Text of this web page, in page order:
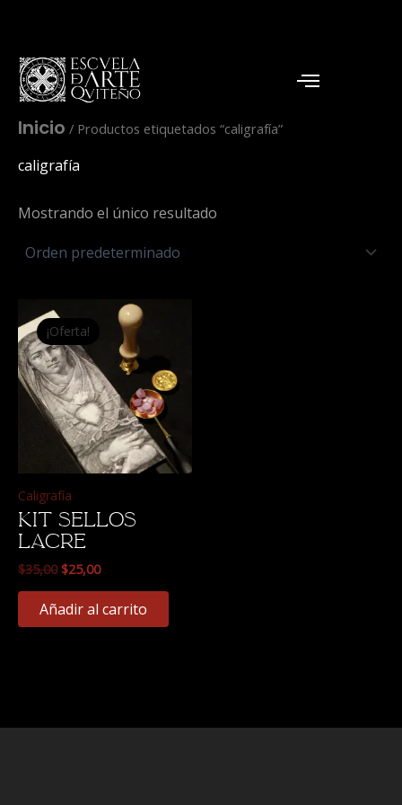
contenido
Inicio / Productos etiquetados “caligrafía”
caligrafía
Mostrando el único resultado
¡Oferta!
Caligrafía
Kit sellos
lacre
$35,00
precio
original
era:
$35,00.
$25,00
precio
actual
$25,00.
Añadir al carrito